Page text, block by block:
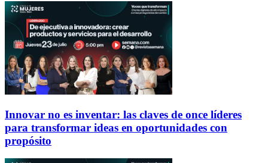
Innovar no es inventar: las claves de once líderes
para transformar ideas en oportunidades con
propósito